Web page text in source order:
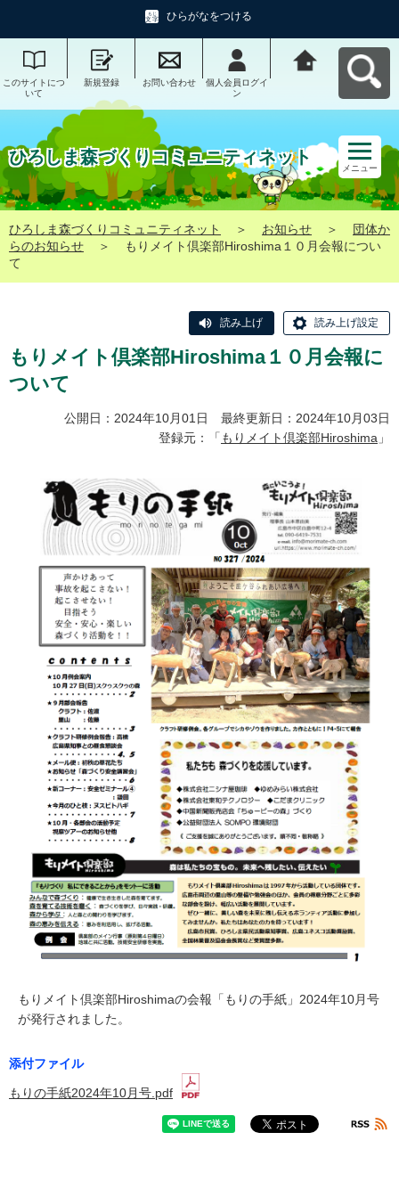
ひらがなをつける
このサイトにつ
いて
新規登録 お問い合わせ
個人会員ログイ
ン
ひろしま森づくりコミュニティネット
メニュー
ひろしま森づくりコミュニティネット ＞ お知らせ ＞
団体か
らのお知らせ
＞
もりメイト倶楽部Hiroshima１０月会報につい
て
読み上げ 読み上げ設定
もりメイト倶楽部Hiroshima１０月会報に
ついて
公開日：2024年10月01日 最終更新日：2024年10月03日
登録元：「 もりメイト倶楽部Hiroshima 」
もりメイト倶楽部Hiroshimaの会報「もりの手紙」2024年10月号
が発行されました。
添付ファイル
もりの手紙2024年10月号.pdf